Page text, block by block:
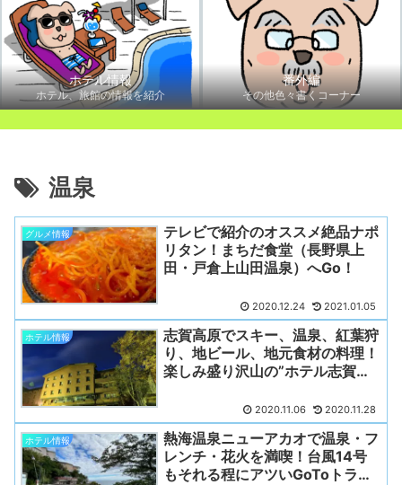
ホテル情報
ホテル、旅館の情報を紹介
番外編
その他色々書くコーナー
温泉
グルメ情報
テレビで紹介のオススメ絶品ナポ
リタン！まちだ食堂（長野県上
田・戸倉上山田温泉）へGo！
2020.12.24 2021.01.05
ホテル情報
志賀高原でスキー、温泉、紅葉狩
り、地ビール、地元食材の料理！
楽しみ盛り沢山の”ホテル志賀サ
2020.11.06 2020.11.28
ホテル情報
熱海温泉ニューアカオで温泉・フ
レンチ・花火を満喫！台風14号
もそれる程にアツいGoToトラベ